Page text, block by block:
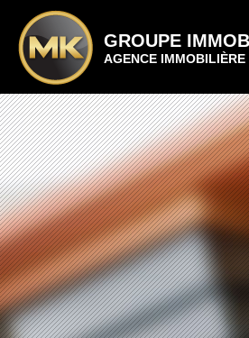
GROUPE
AGENCE IMMOBILIÈRE